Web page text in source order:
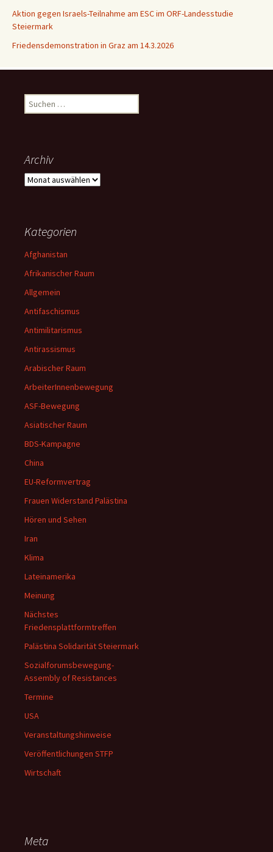
Aktion gegen Israels-Teilnahme am ESC im ORF-Landesstudie
Steiermark
Friedensdemonstration in Graz am 14.3.2026
Suchen
nach:
Archiv
Archiv
Kategorien
Afghanistan
Afrikanischer Raum
Allgemein
Antifaschismus
Antimilitarismus
Antirassismus
Arabischer Raum
ArbeiterInnenbewegung
ASF-Bewegung
Asiatischer Raum
BDS-Kampagne
China
EU-Reformvertrag
Frauen Widerstand Palästina
Hören und Sehen
Iran
Klima
Lateinamerika
Meinung
Nächstes
Friedensplattformtreffen
Palästina Solidarität Steiermark
Sozialforumsbewegung-
Assembly of Resistances
Termine
USA
Veranstaltungshinweise
Veröffentlichungen STFP
Wirtschaft
Meta